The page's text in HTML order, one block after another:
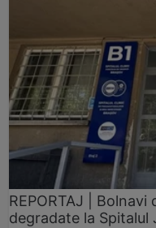
REPORTAJ |
degradate la Spitalul